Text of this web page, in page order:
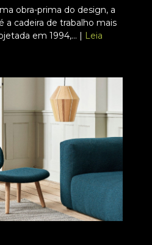
obra-prima do design, a
a cadeira de trabalho mais
em 1994,... | Leia